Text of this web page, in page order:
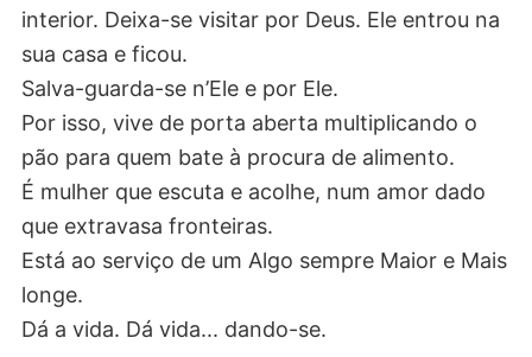
interior. Deixa-se visitar por Deus. Ele entrou na
sua casa e ficou.
Salva-guarda-se n’Ele e por Ele.
Por isso, vive de porta aberta multiplicando o
pão para quem bate à procura de alimento.
É mulher que escuta e acolhe, num amor dado
que extravasa fronteiras.
Está ao serviço de um Algo sempre Maior e Mais
longe.
Dá a vida. Dá vida... dando-se.